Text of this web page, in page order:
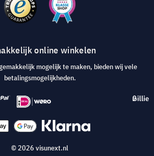
online winkelen
mogelijk te maken, bieden wij vele
betalingsmogelijkheden.
© 2026 visunext.nl